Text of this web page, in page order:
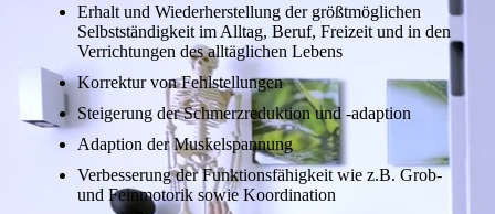
Erhalt und Wiederherstellung der größt­mögli­chen
Selbstständigkeit im Alltag, Beruf, Freizeit und in den
Verrichtungen des alltäglichen Lebens
Korrektur von Fehlstellungen
Steigerung der Schmerzreduktion und -adaption
Adaption der Muskelspannung
Verbesserung der Funktionsfähigkeit wie z.B. Grob-
und Feinmotorik sowie Koordination